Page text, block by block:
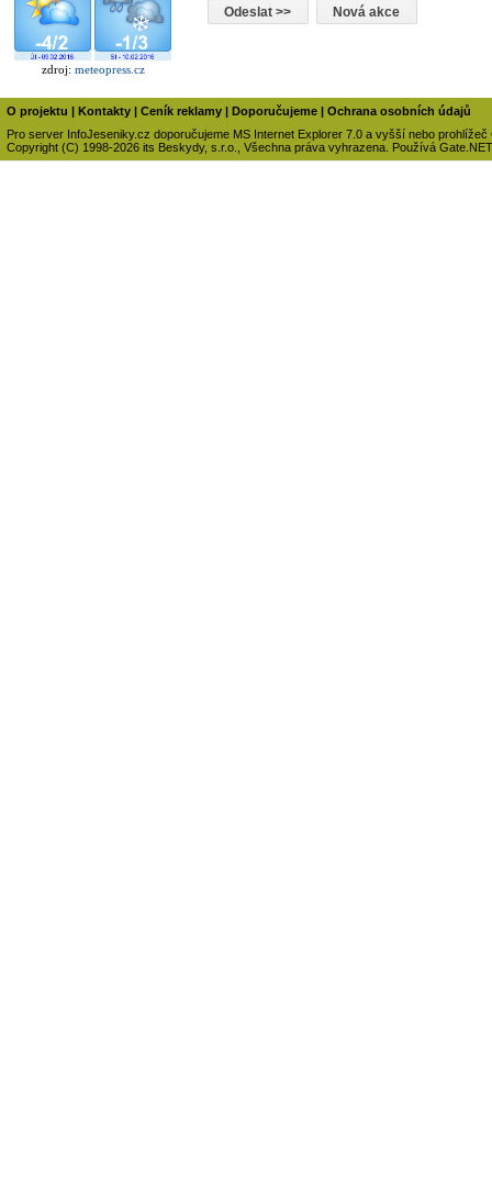
zdroj: meteopress.cz
O projektu | Kontakty | Ceník reklamy | Doporučujeme | Ochrana osobních údajů
Pro server InfoJeseniky.cz doporučujeme MS Internet Explorer 7.0 a vyšší nebo prohlížeč
Copyright (C) 1998-2026 its Beskydy, s.r.o., Všechna práva vyhrazena. Používá